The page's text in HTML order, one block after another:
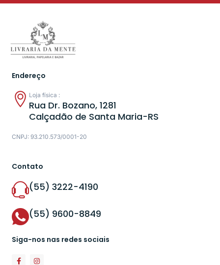
Endereço
Loja física :
Rua Dr. Bozano, 1281
Calçadão de Santa Maria-RS
CNPJ: 93.210.573/0001-20
Contato
(55) 3222-4190
(55) 9600-8849
Siga-nos nas redes sociais